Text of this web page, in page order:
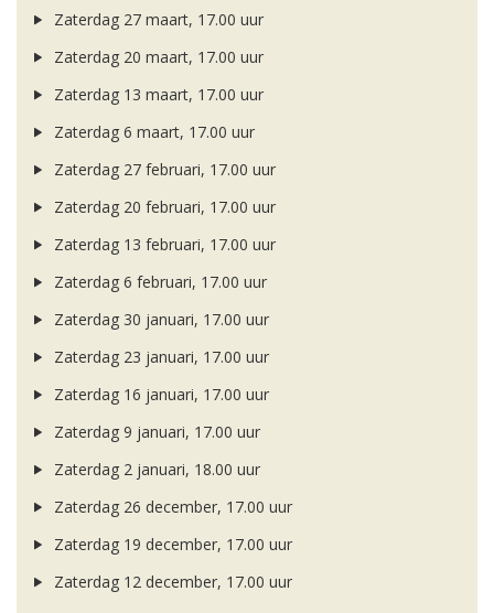
Zaterdag 27 maart, 17.00 uur
Zaterdag 20 maart, 17.00 uur
Zaterdag 13 maart, 17.00 uur
Zaterdag 6 maart, 17.00 uur
Zaterdag 27 februari, 17.00 uur
Zaterdag 20 februari, 17.00 uur
Zaterdag 13 februari, 17.00 uur
Zaterdag 6 februari, 17.00 uur
Zaterdag 30 januari, 17.00 uur
Zaterdag 23 januari, 17.00 uur
Zaterdag 16 januari, 17.00 uur
Zaterdag 9 januari, 17.00 uur
Zaterdag 2 januari, 18.00 uur
Zaterdag 26 december, 17.00 uur
Zaterdag 19 december, 17.00 uur
Zaterdag 12 december, 17.00 uur